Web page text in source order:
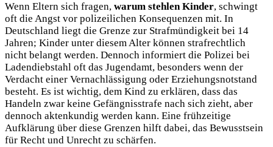
Wenn Eltern sich fragen, warum stehlen Kinder, schwingt
oft die Angst vor polizeilichen Konsequenzen mit. In
Deutschland liegt die Grenze zur Strafmündigkeit bei 14
Jahren; Kinder unter diesem Alter können strafrechtlich
nicht belangt werden. Dennoch informiert die Polizei bei
Ladendiebstahl oft das Jugendamt, besonders wenn der
Verdacht einer Vernachlässigung oder Erziehungsnotstand
besteht. Es ist wichtig, dem Kind zu erklären, dass das
Handeln zwar keine Gefängnisstrafe nach sich zieht, aber
dennoch aktenkundig werden kann. Eine frühzeitige
Aufklärung über diese Grenzen hilft dabei, das Bewusstsein
für Recht und Unrecht zu schärfen.